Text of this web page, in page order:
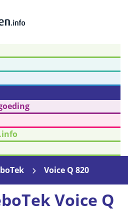
Voice Q 820
Voice Q